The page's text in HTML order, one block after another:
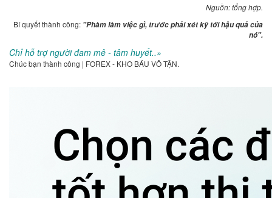
Nguồn: tổng hợp.
Bí quyết thành công: "Phàm làm việc gì, trước phải xét kỹ tới hậu quả của
nó".
Chỉ hỗ trợ người đam mê - tâm huyết..»
Chúc bạn thành công | FOREX - KHO BÁU VÔ TẬN.